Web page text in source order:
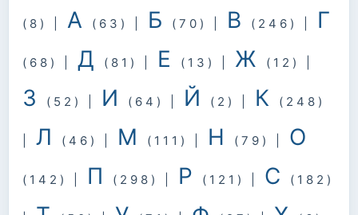
(8) А (63) Б (70) В (246) Г
(68) Д (81) Е (13) Ж (12)
З (52) И (64) Й (2) К (248)
Л (46) М (111) Н (79) О
(142) П (298) Р (121) С (182)